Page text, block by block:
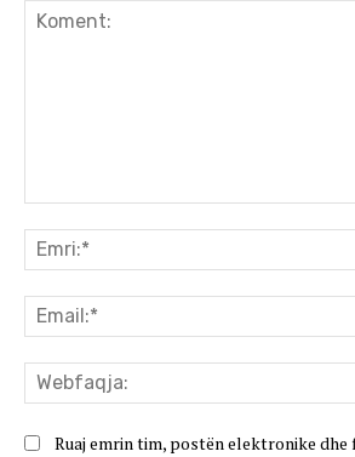
Ruaj emrin tim, postën elektronike dhe